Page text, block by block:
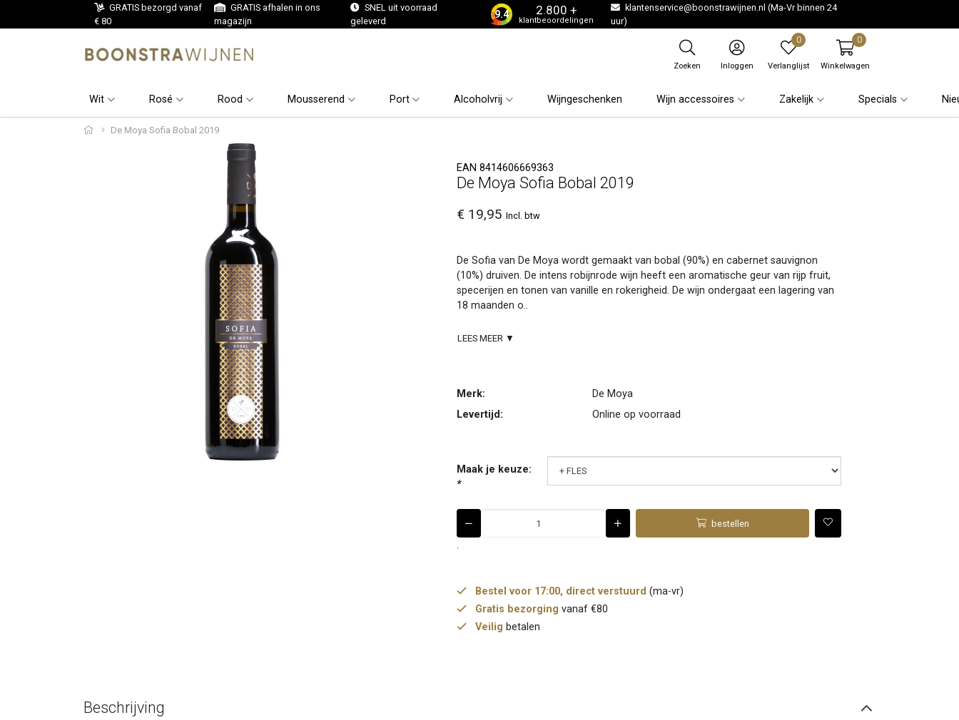
GRATIS bezorgd vanaf
€ 80
GRATIS afhalen in ons
magazijn
SNEL uit voorraad
geleverd
9.4 2.800 +
klantbeoordelingen
klantenservice@boonstrawijnen.nl (Ma-Vr binnen 24
uur)
Zoeken Inloggen
0
Verlanglijst
0
Winkelwagen
Wit Rosé Rood Mousserend Port Alcoholvrij Wijngeschenken Wijn accessoires Zakelijk Specials
De Moya Sofia Bobal 2019
EAN 8414606669363
De Moya Sofia Bobal 2019
€ 19,95 Incl. btw
De Sofia van De Moya wordt gemaakt van bobal (90%) en cabernet sauvignon
(10%) druiven. De intens robijnrode wijn heeft een aromatische geur van rijp fruit,
specerijen en tonen van vanille en rokerigheid. De wijn ondergaat een lagering van
18 maanden o..
LEES MEER ▼
Merk:
De Moya
Levertijd:
Online op voorraad
Maak je keuze:
*
bestellen
.
Bestel voor 17:00, direct verstuurd (ma-vr)
Gratis bezorging vanaf €80
Veilig betalen
Beschrijving